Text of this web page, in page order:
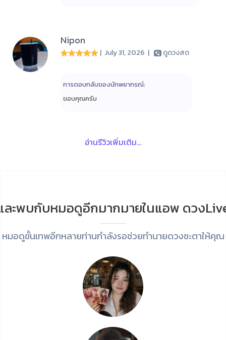
Nipon
| July 31, 2026 | ดูดวงสด
การตอบกลับของนักพยากรณ์:
ขอบคุณครับ
อ่านรีวิวเพิ่มเติม...
ละพบกับหมอดูอีกมากมายในแอพ ดวง
หมอดูขั้นเทพอีกหลายท่านกำลังรอช่วยทำนายดวงชะตาให้คุณ